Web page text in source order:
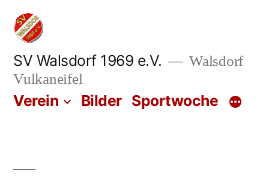
Zum
Inhalt
springen
SV Walsdorf 1969 e.V.
Walsdorf
Vulkaneifel
Verein Bilder Sportwoche